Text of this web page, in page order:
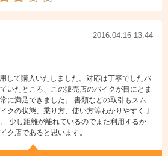
2016.04.16 13:44
して購入いたしました。対応は丁寧でしたバ
いたところ、この販売店のバイクが目にとま
に満足できました。 書類などの取引もスム
クの状態、乗り方、使い方等わかりやすく丁
少し距離が離れているのでまた利用するか
ク店であると思います。